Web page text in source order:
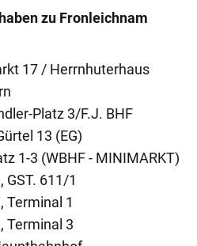
zu Fronleichnam
17 / Herrnhuterhaus
Platz 3/F.J. BHF
13 (EG)
1-3 (WBHF - MINIMARKT)
GST. 611/1
Terminal 1
Terminal 3